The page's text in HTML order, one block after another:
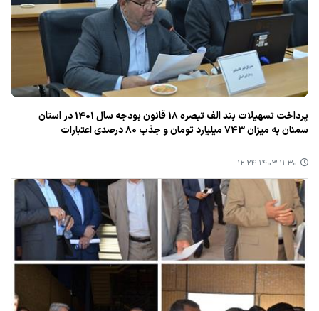
پرداخت تسهیلات بند الف تبصره 18 قانون بودجه سال 1401 در استان
سمنان به میزان 743 میلیارد تومان و جذب 80 درصدی اعتبارات
۱۴۰۳-۱۱-۳۰ ۱۲:۲۴